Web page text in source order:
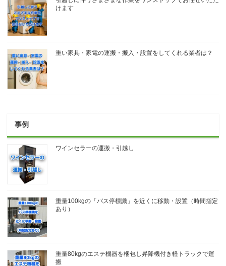
けます
重い家具・家電の運搬・搬入・設置をしてくれる業者は？
事例
ワインセラーの運搬・引越し
重量100kgの「バス停標識」を近くに移動・設置（時間指定
あり）
重量80kgのエステ機器を梱包し昇降機付き軽トラックで運
搬